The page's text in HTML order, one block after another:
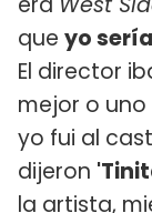
que yo
El director
mejor o
yo fui al
dijeron
la artista,